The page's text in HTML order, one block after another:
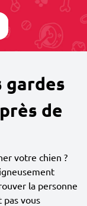
gardes
de
votre chien ?
la personne
vous